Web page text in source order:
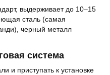
выдерживает до 10–15
сталь (самая
черный металл
система
и приступать к установке